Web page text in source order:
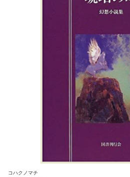
コハクノマチ